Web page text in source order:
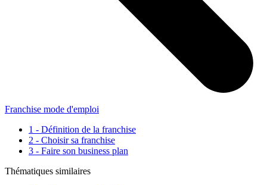
Franchise mode d'emploi
1 - Définition de la franchise
2 - Choisir sa franchise
3 - Faire son business plan
Thématiques similaires